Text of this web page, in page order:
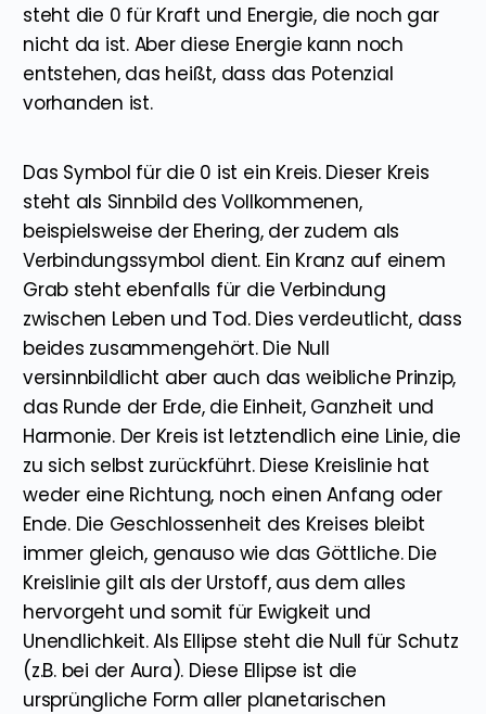
steht die 0 für Kraft und Energie, die noch gar
nicht da ist. Aber diese Energie kann noch
entstehen, das heißt, dass das Potenzial
vorhanden ist.
Das Symbol für die 0 ist ein Kreis. Dieser Kreis
steht als Sinnbild des Vollkommenen,
beispielsweise der Ehering, der zudem als
Verbindungssymbol dient. Ein Kranz auf einem
Grab steht ebenfalls für die Verbindung
zwischen Leben und Tod. Dies verdeutlicht, dass
beides zusammengehört. Die Null
versinnbildlicht aber auch das weibliche Prinzip,
das Runde der Erde, die Einheit, Ganzheit und
Harmonie. Der Kreis ist letztendlich eine Linie, die
zu sich selbst zurückführt. Diese Kreislinie hat
weder eine Richtung, noch einen Anfang oder
Ende. Die Geschlossenheit des Kreises bleibt
immer gleich, genauso wie das Göttliche. Die
Kreislinie gilt als der Urstoff, aus dem alles
hervorgeht und somit für Ewigkeit und
Unendlichkeit. Als Ellipse steht die Null für Schutz
(z.B. bei der Aura). Diese Ellipse ist die
ursprüngliche Form aller planetarischen